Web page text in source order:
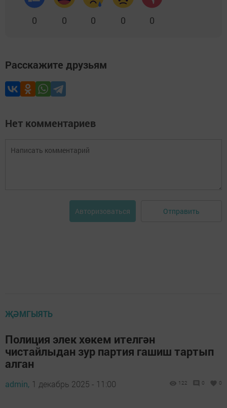
0 0 0 0 0
Расскажите друзьям
Нет комментариев
Авторизоваться Отправить
ҖӘМГЫЯТЬ
Полиция элек хөкем ителгән
чистайлыдан зур партия гашиш тартып
алган
admin, 1 декабрь 2025 - 11:00 122 0 0